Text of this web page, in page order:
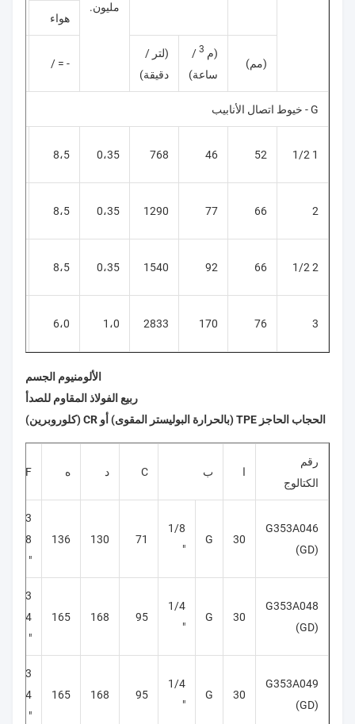
مليون.
هواء
(مم)
(م 3
/
ساعة)
(لتر /
دقيقة)
- = /
G - خيوط اتصال الأنابيب
1 1/2
52
46
768 0،35 8،5
2
66
77
1290 0،35 8،5
2 1/2
66
92
1540 0،35 8،5
3
76
170
2833 1،0 6،0
الألومنيوم الجسم
ربيع الفولاذ المقاوم للصدأ
الحجاب الحاجز TPE (بالحرارة البوليستر المقوى) أو CR (كلوروبرين)
رقم
الكتالوج
ا ب C د ه F
G353A046
(GD)
30
G
1/8
"
71
130
136
G3
/ 8
"
G353A048
(GD)
30
G
1/4
"
95
168
165
G3
/ 4
"
G353A049
(GD)
30
G
1/4
"
95
168
165
G3
/ 4
"